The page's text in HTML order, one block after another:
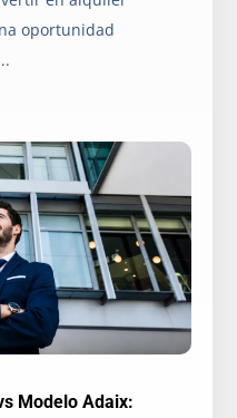
oportunidad
Modelo Adaix: